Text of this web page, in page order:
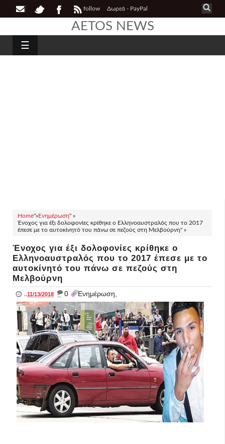
follow Δωρεά - PayPal
AETOS NEWS
☰
Home"»Ενημέρωση" »
Ένοχος για έξι δολοφονίες κρίθηκε ο Ελληνοαυστραλός που το 2017
έπεσε με το αυτοκίνητό του πάνω σε πεζούς στη Μελβούρνη" »
Ένοχος για έξι δολοφονίες κρίθηκε ο
Ελληνοαυστραλός που το 2017 έπεσε με το
αυτοκίνητό του πάνω σε πεζούς στη
Μελβούρνη
..11/13/2018 _ 0 Ενημέρωση,